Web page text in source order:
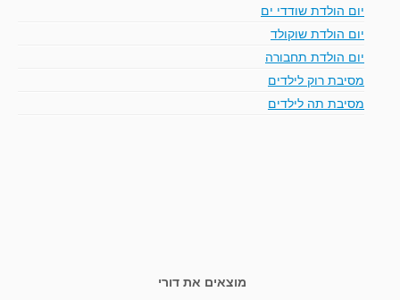
יום הולדת שודדי ים
יום הולדת שוקולד
יום הולדת תחבורה
מסיבת רוק לילדים
מסיבת תה לילדים
מוצאים את דורי